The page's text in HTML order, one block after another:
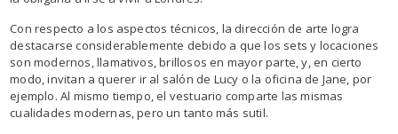
Con respecto a los aspectos técnicos, la dirección de arte logra
destacarse considerablemente debido a que los sets y locaciones
son modernos, llamativos, brillosos en mayor parte, y, en cierto
modo, invitan a querer ir al salón de Lucy o la oficina de Jane, por
ejemplo. Al mismo tiempo, el vestuario comparte las mismas
cualidades modernas, pero un tanto más sutil.